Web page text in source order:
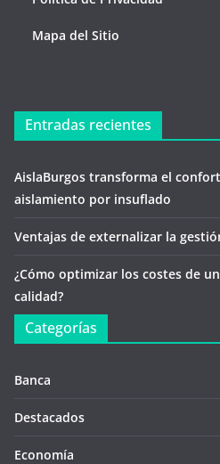
Mapa del Sitio
Entradas recientes
AislaBurgos transforma el
aislamiento por insuflado
Ventajas de externalizar la
¿Cómo optimizar los costes de
calidad?
Categorías
Banca
Destacados
Economía